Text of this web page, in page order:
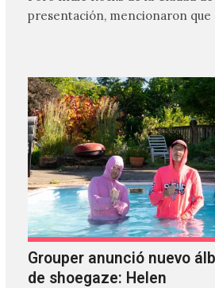
presentación, mencionaron
Grouper anunció nuevo
de shoegaze: Helen